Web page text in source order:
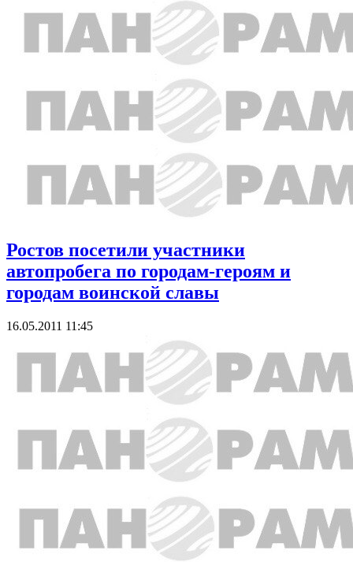
Ростов посетили участники
автопробега по городам-героям и
городам воинской славы
16.05.2011 11:45